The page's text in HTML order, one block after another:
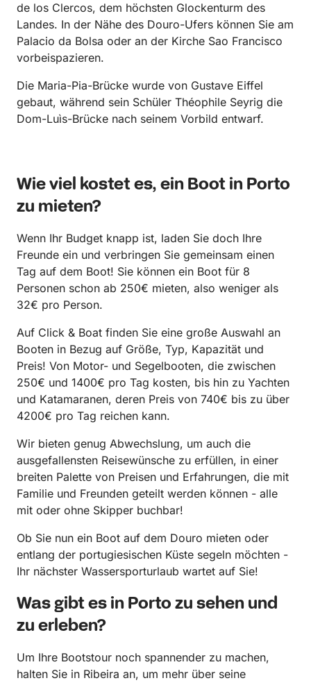
de los Clercos, dem höchsten Glockenturm des
Landes. In der Nähe des Douro-Ufers können Sie am
Palacio da Bolsa oder an der Kirche Sao Francisco
vorbeispazieren.
Die Maria-Pia-Brücke wurde von Gustave Eiffel
gebaut, während sein Schüler Théophile Seyrig die
Dom-Luìs-Brücke nach seinem Vorbild entwarf.
Wie viel kostet es, ein Boot in Porto
zu mieten?
Wenn Ihr Budget knapp ist, laden Sie doch Ihre
Freunde ein und verbringen Sie gemeinsam einen
Tag auf dem Boot! Sie können ein Boot für 8
Personen schon ab 250€ mieten, also weniger als
32€ pro Person.
Auf Click & Boat finden Sie eine große Auswahl an
Booten in Bezug auf Größe, Typ, Kapazität und
Preis! Von Motor- und Segelbooten, die zwischen
250€ und 1400€ pro Tag kosten, bis hin zu Yachten
und Katamaranen, deren Preis von 740€ bis zu über
4200€ pro Tag reichen kann.
Wir bieten genug Abwechslung, um auch die
ausgefallensten Reisewünsche zu erfüllen, in einer
breiten Palette von Preisen und Erfahrungen, die mit
Familie und Freunden geteilt werden können - alle
mit oder ohne Skipper buchbar!
Ob Sie nun ein Boot auf dem Douro mieten oder
entlang der portugiesischen Küste segeln möchten -
Ihr nächster Wassersporturlaub wartet auf Sie!
Was gibt es in Porto zu sehen und
zu erleben?
Um Ihre Bootstour noch spannender zu machen,
halten Sie in Ribeira an, um mehr über seine